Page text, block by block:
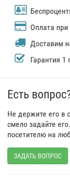
Оплата
Доставим
Гарантия 1
Есть
Не держите его в
смело задайте
посетителю на
ЗАДАТЬ ВОПРОС